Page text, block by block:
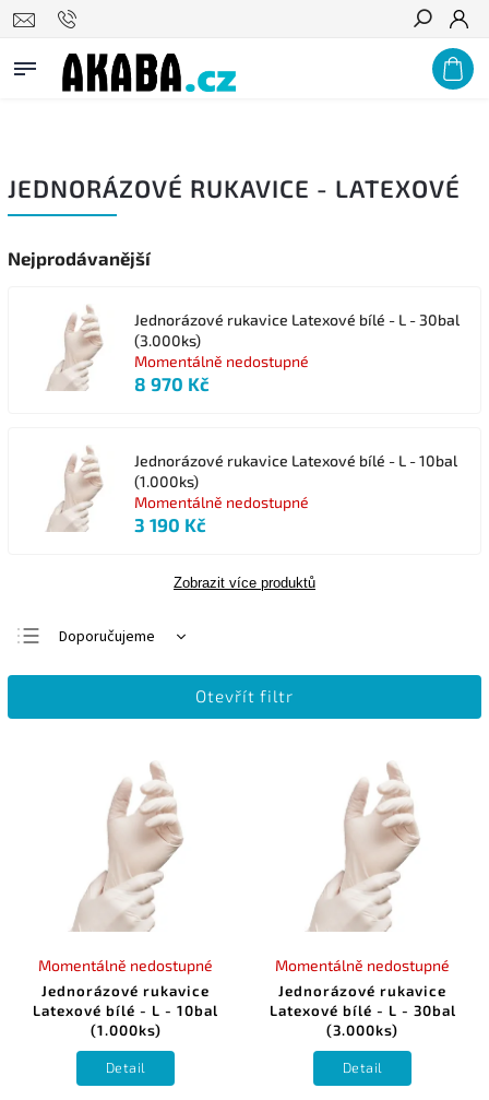
PODNIKŮM A ZDRAVOTNICKÝM ZAŘÍZENÍM NABÍZÍME VÝRAZNÉ
VELKOOBCHODNÍ SLEVY, POPTEJTE U NÁS! Hledat
JEDNORÁZOVÉ RUKAVICE - LATEXOVÉ
Nejprodávanější
Jednorázové rukavice Latexové bílé - L - 30bal
(3.000ks)
Momentálně nedostupné
8 970 Kč
Jednorázové rukavice Latexové bílé - L - 10bal
(1.000ks)
Momentálně nedostupné
3 190 Kč
Zobrazit více produktů
Doporučujeme
Nejlevnější
Abecedně
Otevřít filtr
Jednorázové rukavice
Latexové bílé - L - 10bal
(1.000ks)
Momentálně nedostupné
Detail
Jednorázové rukavice
Latexové bílé - L - 30bal
(3.000ks)
Momentálně nedostupné
Detail